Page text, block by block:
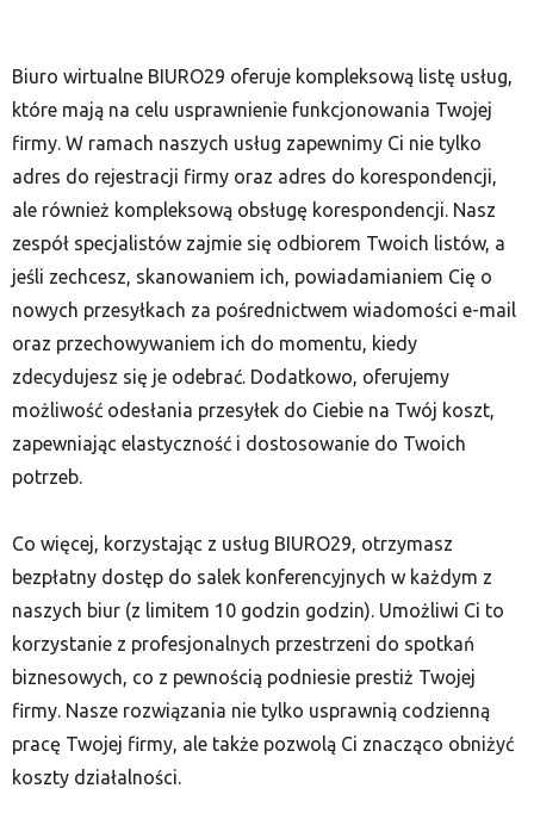
Biuro wirtualne BIURO29 oferuje kompleksową listę usług,
które mają na celu usprawnienie funkcjonowania Twojej
firmy. W ramach naszych usług zapewnimy Ci nie tylko
adres do rejestracji firmy oraz adres do korespondencji,
ale również kompleksową obsługę korespondencji. Nasz
zespół specjalistów zajmie się odbiorem Twoich listów, a
jeśli zechcesz, skanowaniem ich, powiadamianiem Cię o
nowych przesyłkach za pośrednictwem wiadomości e-mail
oraz przechowywaniem ich do momentu, kiedy
zdecydujesz się je odebrać. Dodatkowo, oferujemy
możliwość odesłania przesyłek do Ciebie na Twój koszt,
zapewniając elastyczność i dostosowanie do Twoich
potrzeb.
Co więcej, korzystając z usług BIURO29, otrzymasz
bezpłatny dostęp do salek konferencyjnych w każdym z
naszych biur (z limitem 10 godzin godzin). Umożliwi Ci to
korzystanie z profesjonalnych przestrzeni do spotkań
biznesowych, co z pewnością podniesie prestiż Twojej
firmy. Nasze rozwiązania nie tylko usprawnią codzienną
pracę Twojej firmy, ale także pozwolą Ci znacząco obniżyć
koszty działalności.